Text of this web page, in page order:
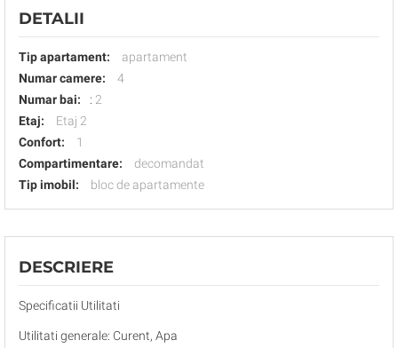
DETALII
Tip apartament:
apartament
Numar camere:
4
Numar bai:
: 2
Etaj:
Etaj 2
Confort:
1
Compartimentare:
decomandat
Tip imobil:
bloc de apartamente
DESCRIERE
Specificatii Utilitati
Utilitati generale: Curent, Apa